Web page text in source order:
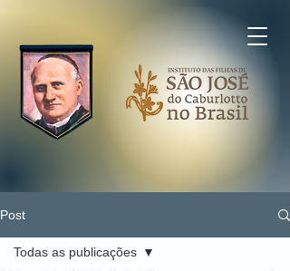
Post
Todas as publicações